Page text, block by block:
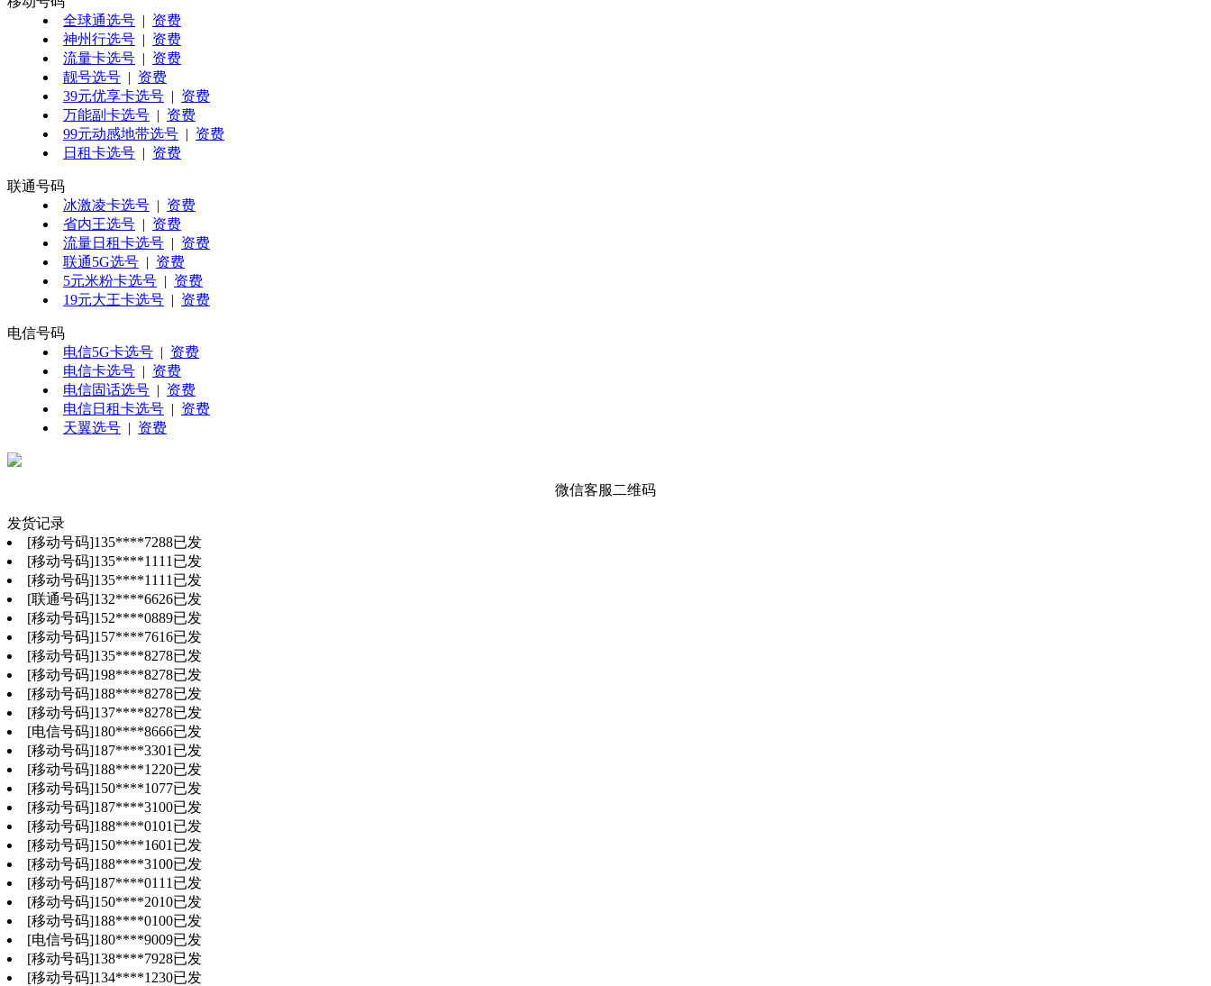
全球通选号 | 资费
神州行选号 | 资费
流量卡选号 | 资费
靓号选号 | 资费
39元优享卡选号 | 资费
万能副卡选号 | 资费
99元动感地带选号 | 资费
日租卡选号 | 资费
联通号码
冰激凌卡选号 | 资费
省内王选号 | 资费
流量日租卡选号 | 资费
联通5G选号 | 资费
5元米粉卡选号 | 资费
19元大王卡选号 | 资费
电信号码
电信5G卡选号 | 资费
电信卡选号 | 资费
电信固话选号 | 资费
电信日租卡选号 | 资费
天翼选号 | 资费
微信客服二维码
发货记录
[移动号码]135****7288已发
[移动号码]135****1111 已发
[移动号码]135****1111 已发
[联通号码]132****6626已发
[移动号码]152****0889已发
[移动号码]157****7616已发
[移动号码]135****8278已发
[移动号码]198****8278已发
[移动号码]188****8278已发
[移动号码]137****8278已发
[电信号码]180****8666已发
[移动号码]187****3301 已发
[移动号码]188****1220已发
[移动号码]150****1077已发
[移动号码]187****3100已发
[移动号码]188****0101 已发
[移动号码]150****1601 已发
[移动号码]188****3100已发
[移动号码]187****0111 已发
[移动号码]150****2010已发
[移动号码]188****0100已发
[电信号码]180****9009已发
[移动号码]138****7928已发
[移动号码]134****1230已发